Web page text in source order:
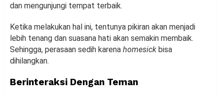
dan mengunjungi tempat terbaik.
Ketika melakukan hal ini, tentunya pikiran akan menjadi
lebih tenang dan suasana hati akan semakin membaik.
Sehingga, perasaan sedih karena homesick bisa
dihilangkan.
Berinteraksi Dengan Teman